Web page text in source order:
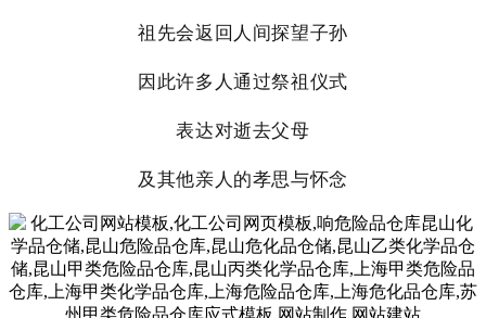
祖先会返回人间探望子孙
因此许多人通过祭祖仪式
表达对逝去父母
及其他亲人的孝思与怀念